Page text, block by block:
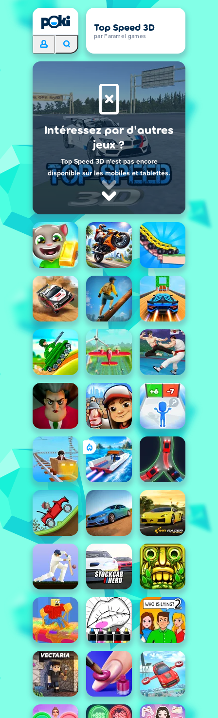
Top Speed 3D
par Faramel games
Intéressez par d’autres
jeux ?
Top Speed 3D n'est pas encore
disponible sur les mobiles et tablettes.